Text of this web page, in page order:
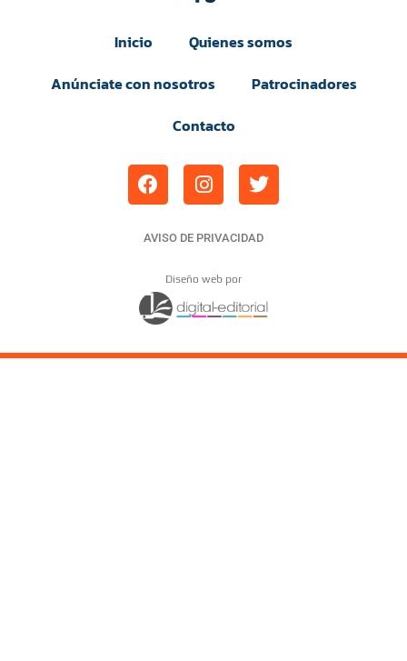
Inicio
Quienes somos
Anúnciate con nosotros
Patrocinadores
Contacto
AVISO DE PRIVACIDAD
Diseño web por